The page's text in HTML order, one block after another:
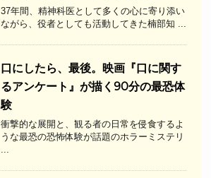
37年間、精神科医として多くの心に寄り添い
ながら、役者としても活動してきた楠部知 ...
口にしたら、最後。映画『口に関す
るアンケート』が描く90分の最恐体
験
衝撃的な展開と、観る者の日常を侵食するよ
うな最恐の恐怖体験が話題のホラーミステリ